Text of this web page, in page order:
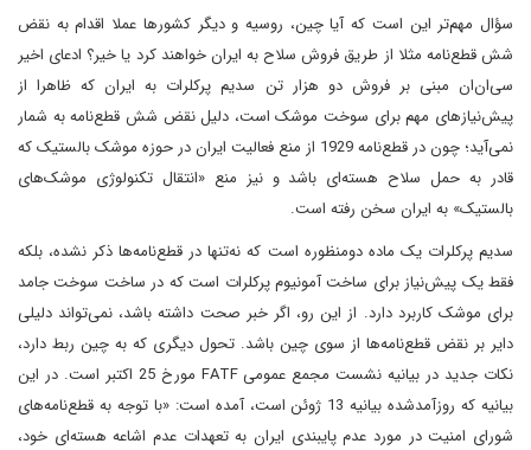
سؤال مهم‌تر این است که آیا چین، روسیه و دیگر کشورها عملا اقدام به نقض
شش قطع‌نامه مثلا از طریق فروش سلاح به ایران خواهند کرد یا خیر؟ ادعای اخیر
سی‌ان‌ان مبنی بر فروش دو هزار تن سدیم پرکلرات به ایران که ظاهرا از
پیش‌نیازهای مهم برای سوخت موشک است، دلیل نقض شش قطع‌نامه به شمار
نمی‌آید؛ چون در قطع‌نامه 1929 از منع فعالیت ایران در حوزه موشک بالستیک که
قادر به حمل سلاح هسته‌ای باشد و نیز منع «انتقال تکنولوژی موشک‌های
بالستیک» به ایران سخن رفته است.
سدیم پرکلرات یک ماده دو‌منظوره است که نه‌تنها در قطع‌نامه‌ها ذکر نشده، بلکه
فقط یک پیش‌نیاز برای ساخت آمونیوم پرکلرات است که در ساخت سوخت جامد
برای موشک کاربرد دارد. از این‌ رو، اگر خبر صحت داشته باشد، نمی‌تواند دلیلی
دایر بر نقض قطع‌نامه‌ها از سوی چین باشد. تحول دیگری که به چین ربط دارد،
نکات جدید در بیانیه نشست مجمع عمومی FATF مورخ 25 اکتبر است. در این
بیانیه که روزآمد‌شده بیانیه 13 ژوئن است، آمده است: «با توجه به قطع‌نامه‌های
شورای امنیت در مورد عدم پایبندی ایران به تعهدات عدم اشاعه هسته‌ای‌ خود،